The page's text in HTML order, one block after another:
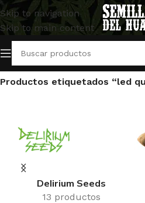
Skip to navigation
Skip to main content
Inicio/
Productos etiquetados “led
Delirium Seeds
13 productos